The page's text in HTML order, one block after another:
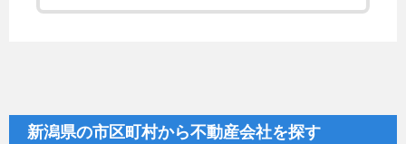
新潟県の市区町村から不動産会社を探す